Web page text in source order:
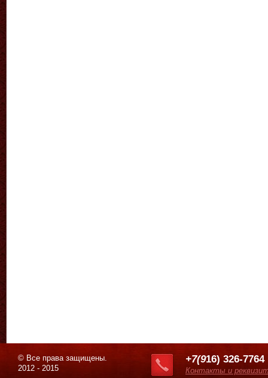
© Все права защищены.
2012 - 2015
+7(916) 326-7764
Контакты и